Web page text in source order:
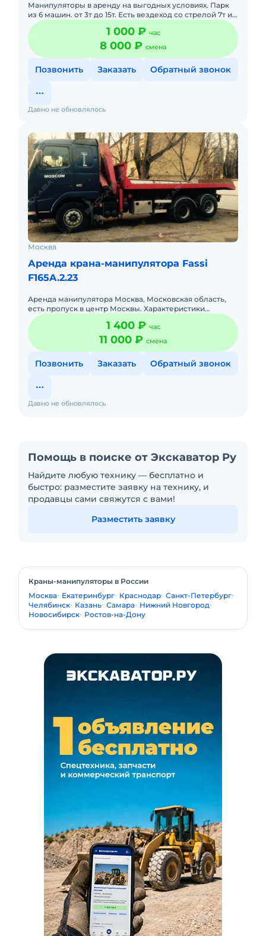
Манипуляторы в аренду на выгодных условиях. Парк
из 6 машин. от 3т до 15т. Есть вездеход со стрелой 7т и
бортом 11т. Также есть люлька, работаем как
Автовышка.
1 000 ₽ час
8 000 ₽ смена
Позвонить Заказать Обратный звонок
Давно не обновлялось
Москва
Аренда крана-манипулятора Fassi
F165A.2.23
Аренда манипулятора Москва, Московская область,
есть пропуск в центр Москвы. Характеристики
Грузоподъемность борта 15т Грузоподъемность
Стрелы 7т Длина бор1 400 ₽ час
11 000 ₽ смена
Позвонить Заказать Обратный звонок
Давно не обновлялось
Помощь в поиске от Экскаватор Ру
Найдите любую технику — бесплатно и
быстро: разместите заявку на технику, и
продавцы сами свяжутся с вами!
Разместить заявку
Краны-манипуляторы в России
Москва Екатеринбург Краснодар Санкт-Петербург
Челябинск Казань Самара Нижний Новгород
Новосибирск Ростов-на-Дону